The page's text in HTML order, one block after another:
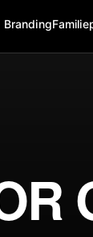
Branding